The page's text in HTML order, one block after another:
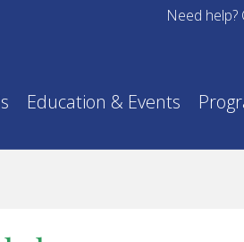
Need help?
Education & Events